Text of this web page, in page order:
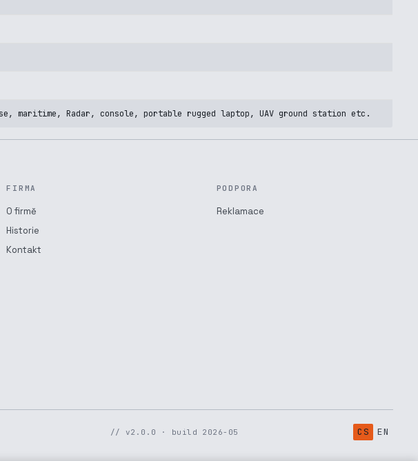
maritime, Radar, console, portable rugged laptop, UAV ground station etc.
FIRMA
O firmě
Historie
Kontakt
PODPORA
Reklamace
// v2.0.0 · build 2026-05 CS EN